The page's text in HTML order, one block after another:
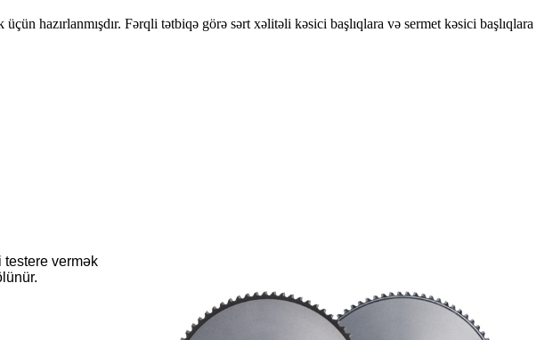
hazırlanmışdır. Fərqli tətbiqə görə sərt xəlitəli kəsici başlıqlara və sermet kəsici başlıqlara
testere vermək